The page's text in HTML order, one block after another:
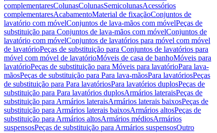
complementaresColunasColunasSemicolunasAcessórios
complementaresAcabamentoMaterial de fixaçãoConjuntos de
lavatório com móvelConjuntos de lava-mãos com móvelPeças de
substituição para Conjuntos de lava-mãos com móvelConjuntos de
lavatório com móvelConjuntos de lavatórios para móvel com móvel
de lavatórioPeças de substituição para Conjuntos de lavatórios para
móvel com móvel de lavatórioMóveis de casa de banhoMóveis para
lavatórioPeças de substituição para Móveis para lavatórioPara lava-
mãosPeças de substituição para Para lava-mãosPara lavatóriosPeças
de substituição para Para lavatóriosPara lavatórios duplosPeças de
substituição para Para lavatórios duplosArmários lateraisPeças de
substituição para Armários lateraisArmários laterais baixosPeças de
substituição para Armários laterais baixosArmários altosPeças de
substituição para Armários altosArmários médiosArmários
suspensosPeças de substituição para Armários suspensosOutro